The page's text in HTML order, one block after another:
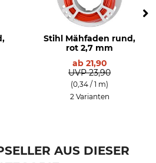
Stihl Mähfaden rund,
rot 2,7 mm
ab 21,90
UVP 23,90
(0,34 / 1 m)
2 Varianten
AUS DIESER